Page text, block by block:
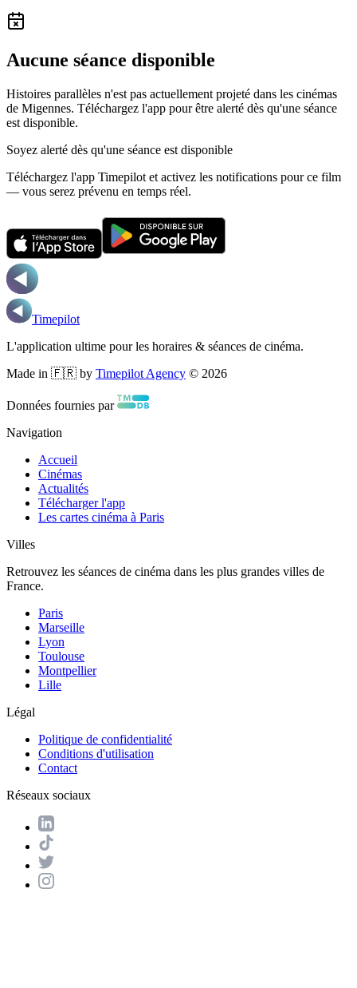
Aucune séance disponible
Histoires parallèles n'est pas actuellement projeté dans les cinémas
de Migennes. Téléchargez l'app pour être alerté dès qu'une séance
est disponible.
Soyez alerté dès qu'une séance est disponible
Téléchargez l'app Timepilot et activez les notifications pour ce film
— vous serez prévenu en temps réel.
Timepilot
L'application ultime pour les horaires & séances de cinéma.
Made in 🇫🇷 by Timepilot Agency © 2026
Données fournies par
Navigation
Accueil
Cinémas
Actualités
Télécharger l'app
Les cartes cinéma à Paris
Villes
Retrouvez les séances de cinéma dans les plus grandes villes de
France.
Paris
Marseille
Lyon
Toulouse
Montpellier
Lille
Légal
Politique de confidentialité
Conditions d'utilisation
Contact
Réseaux sociaux